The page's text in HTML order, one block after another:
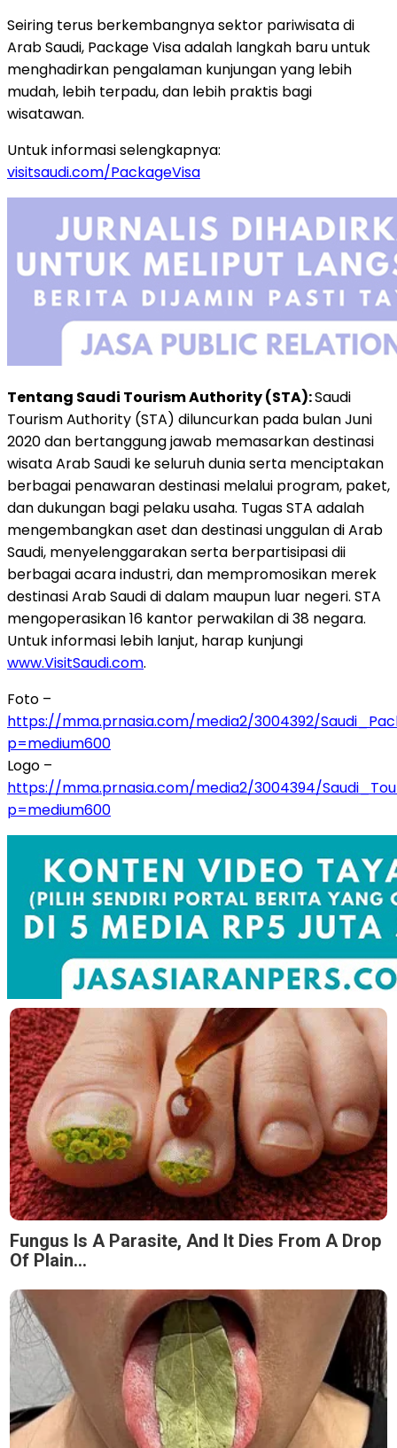
Seiring terus berkembangnya sektor pariwisata di
Arab Saudi, Package Visa adalah langkah baru untuk
menghadirkan pengalaman kunjungan yang lebih
mudah, lebih terpadu, dan lebih praktis bagi
wisatawan.
Untuk informasi selengkapnya:
visitsaudi.com/PackageVisa
Tentang Saudi Tourism Authority (STA):Saudi
Tourism Authority (STA) diluncurkan pada bulan Juni
2020 dan bertanggung jawab memasarkan destinasi
wisata Arab Saudi ke seluruh dunia serta menciptakan
berbagai penawaran destinasi melalui program, paket,
dan dukungan bagi pelaku usaha. Tugas STA adalah
mengembangkan aset dan destinasi unggulan di Arab
Saudi, menyelenggarakan serta berpartisipasi dii
berbagai acara industri, dan mempromosikan merek
destinasi Arab Saudi di dalam maupun luar negeri. STA
mengoperasikan 16 kantor perwakilan di 38 negara.
Untuk informasi lebih lanjut, harap kunjungi
www.VisitSaudi.com.
Foto –
https://mma.prnasia.com/media2/3004392/
p=medium600
Logo –
https://mma.prnasia.com/media2/3004394/
p=medium600
Fungus Is A Parasite, And It Dies From A Drop
Of Plain...